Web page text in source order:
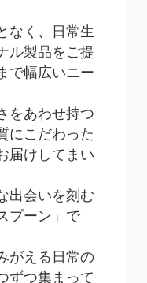
なく、日常生
ル製品をご提
で幅広いニー
をあわせ持つ
にこだわった
届けしてまい
出会いを刻む
プーン」で
がえる日常の
ずつ集まって